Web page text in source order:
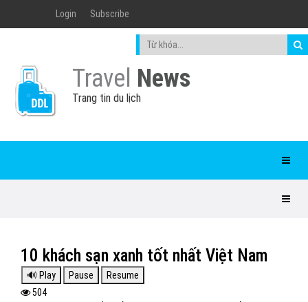
Login Subscribe
Travel News
Trang tin du lịch
10 khách sạn xanh tốt nhất Việt Nam
504